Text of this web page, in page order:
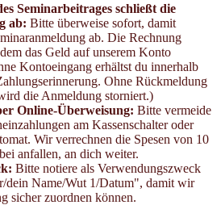
Seminarbeitrages schließt die
ab: Bitte überweise sofort, damit
ab. Die Rechnung
das Geld auf unserem Konto
Kontoeingang erhältst du innerhalb
Ohne Rückmeldung
die Anmeldung storniert.)
Online-Überweisung: Bitte vermeide
am Kassenschalter oder
Wir verrechnen die Spesen von 10
anfallen, an dich weiter.
Bitte notiere als Verwendungszweck
dein Name/Wut 1/Datum", damit wir
sicher zuordnen können.